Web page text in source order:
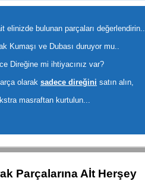
elinizde bulunan parçaları değerlendirin..
Kumaşı ve Dubası duruyor mu..
Direğine mi ihtiyacınız var?
olarak sadece direğini satın alın,
masraftan kurtulun...
Parçalarına Aİt Herşey